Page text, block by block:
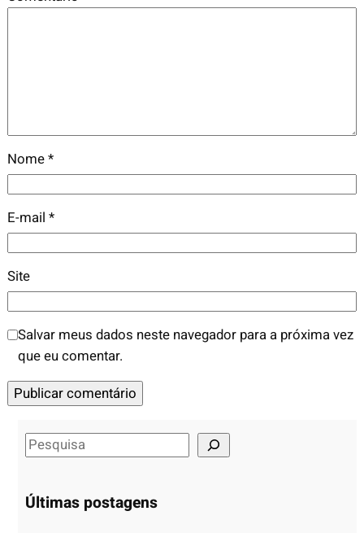
Nome*
E-mail *
Site
Salvar meus dados neste navegador para a próxima vez
que eu comentar.
S
e
r
Últimas postagens